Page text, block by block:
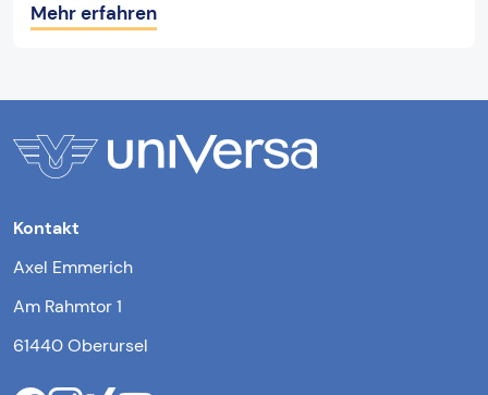
Mehr erfahren
Kontakt
Axel Emmerich
Am Rahmtor 1
61440 Oberursel